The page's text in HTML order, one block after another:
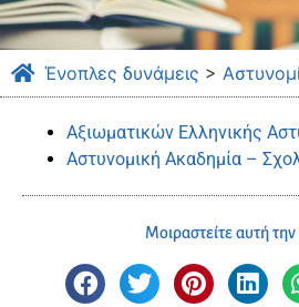
Ένοπλες δυνάμεις >
Αξιωματικών Ελληνικής
Αστυνομική Ακαδημία –
Μοιραστείτε αυτή την